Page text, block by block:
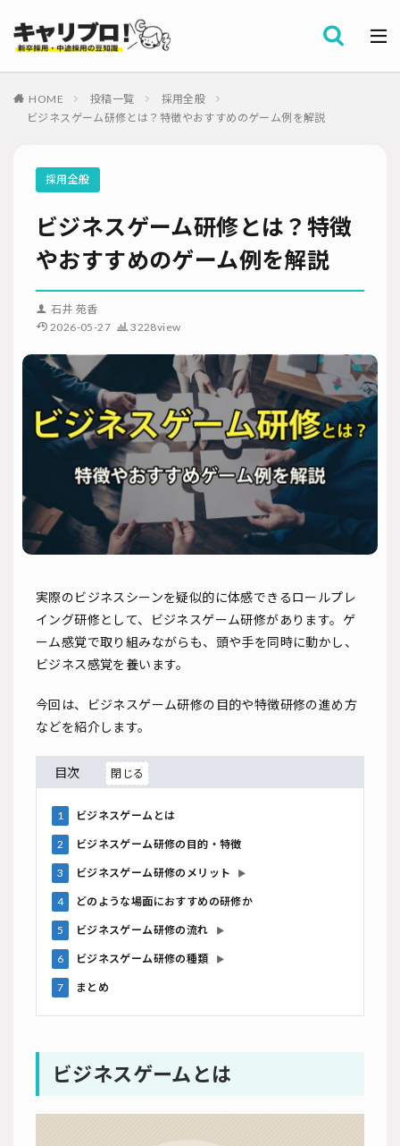
HOME 投稿一覧
採用全般
ビジネスゲーム研修とは？特徴やおすすめのゲーム例を解説
採用全般
ビジネスゲーム研修とは？特徴
やおすすめのゲーム例を解説
石井 苑香
2026-05-27
3228view
実際のビジネスシーンを疑似的に体感できるロールプレ
イング研修として、ビジネスゲーム研修があります。ゲ
ーム感覚で取り組みながらも、頭や手を同時に動かし、
ビジネス感覚を養います。
今回は、ビジネスゲーム研修の目的や特徴研修の進め方
などを紹介します。
目次
1 ビジネスゲームとは
2 ビジネスゲーム研修の目的・特徴
3 ビジネスゲーム研修のメリット ▶
4 どのような場面におすすめの研修か
5 ビジネスゲーム研修の流れ ▶
6 ビジネスゲーム研修の種類 ▶
7 まとめ
ビジネスゲームとは
カテゴリー
タグ
就職サイト
ダイレクトリクルーティング
採用ノウハウ
採用ツール
採用計画
母集団の形成確保
エンジニア採用
採用イベント・合説
面接・選考
内定フォロー
内定辞退
採用コンサルティング
適性検査
新人研修
リファラル採用
新卒・人材紹介
早期離職
グローバル採用
ソーシャルリクルーティング
入社式 AI・RPA
検索
労務・組織
メルマガ登録
資料ダウンロード
お問い合わせ